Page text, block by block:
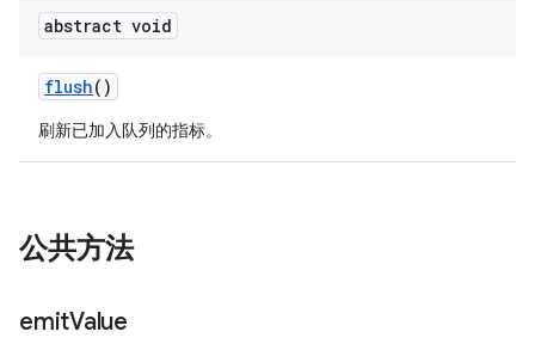
abstract void
flush()
刷新已加入队列的指标。
公共方法
emitValue